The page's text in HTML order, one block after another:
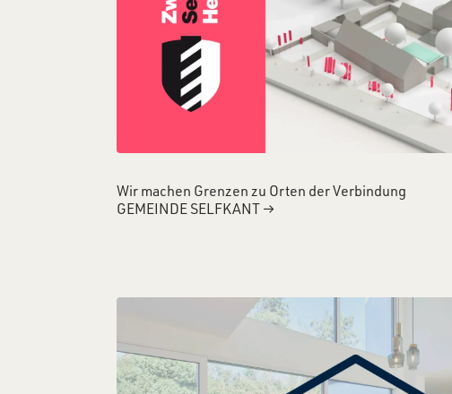
Wir machen Grenzen zu Orten der Verbindung
GEMEINDE SELFKANT →